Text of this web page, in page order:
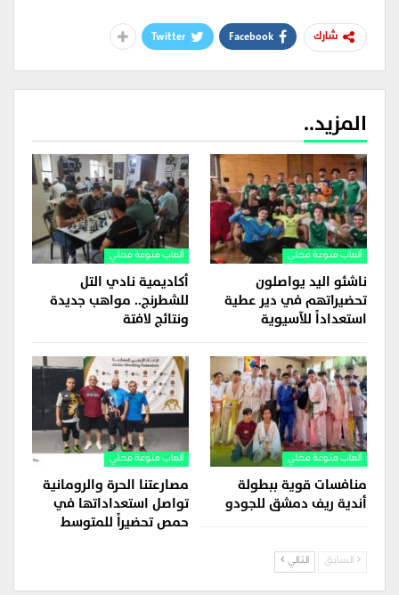
شارك Facebook
Twitter
المزيد..
ألعاب منوعة محلي
ناشئو اليد يواصلون
تحضيراتهم في دير عطية
استعداداً للآسيوية
ألعاب منوعة محلي
أكاديمية نادي التل
للشطرنج.. مواهب جديدة
ونتائج لافتة
ألعاب منوعة محلي
منافسات قوية ببطولة
أندية ريف دمشق للجودو
ألعاب منوعة محلي
مصارعتنا الحرة والرومانية
تواصل استعداداتها في
حمص تحضيراً للمتوسط
السابق التالي